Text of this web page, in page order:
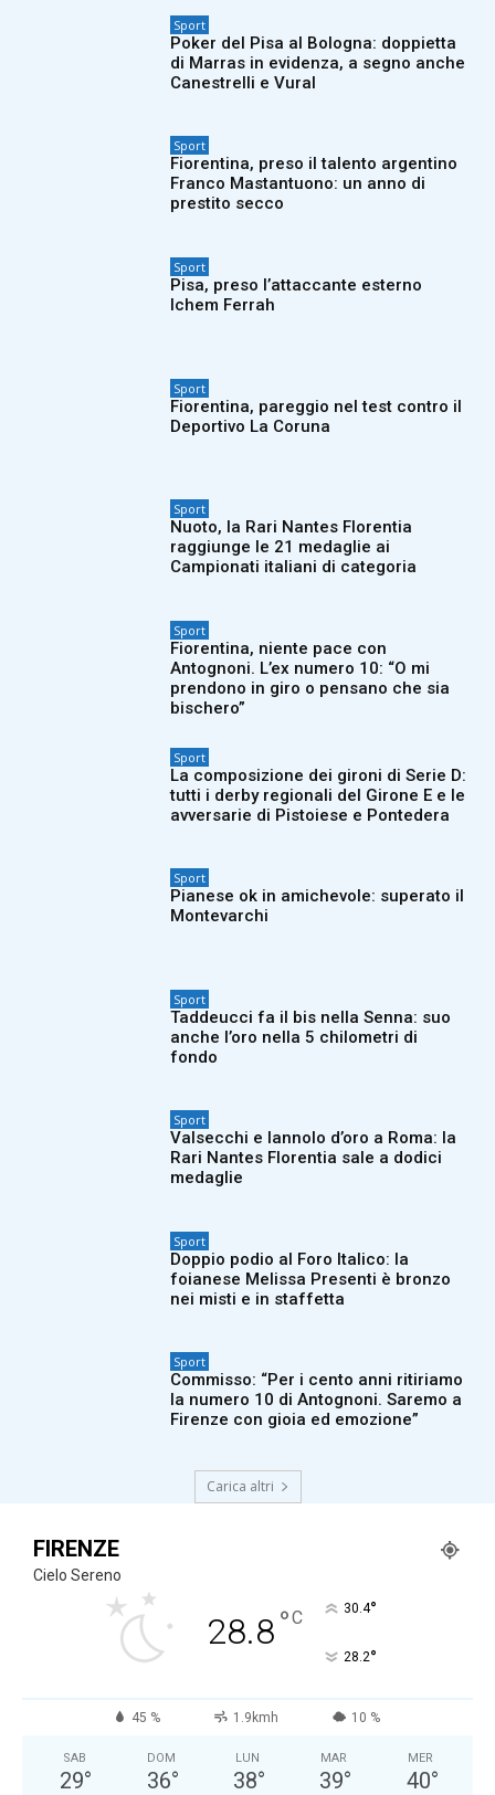
Sport
Poker del Pisa al Bologna: doppietta
di Marras in evidenza, a segno anche
Canestrelli e Vural
Sport
Fiorentina, preso il talento argentino
Franco Mastantuono: un anno di
prestito secco
Sport
Pisa, preso l’attaccante esterno
Ichem Ferrah
Sport
Fiorentina, pareggio nel test contro il
Deportivo La Coruna
Sport
Nuoto, la Rari Nantes Florentia
raggiunge le 21 medaglie ai
Campionati italiani di categoria
Sport
Fiorentina, niente pace con
Antognoni. L’ex numero 10: “O mi
prendono in giro o pensano che sia
bischero”
Sport
La composizione dei gironi di Serie D:
tutti i derby regionali del Girone E e le
avversarie di Pistoiese e Pontedera
Sport
Pianese ok in amichevole: superato il
Montevarchi
Sport
Taddeucci fa il bis nella Senna: suo
anche l’oro nella 5 chilometri di
fondo
Sport
Valsecchi e Iannolo d’oro a Roma: la
Rari Nantes Florentia sale a dodici
medaglie
Sport
Doppio podio al Foro Italico: la
foianese Melissa Presenti è bronzo
nei misti e in staffetta
Sport
Commisso: “Per i cento anni ritiriamo
la numero 10 di Antognoni. Saremo a
Firenze con gioia ed emozione”
Carica altri
FIRENZE
Cielo Sereno
28.8°C 30.4°
28.2°
45 % 1.9kmh 10 %
SAB
29°
DOM
36°
LUN
38°
MAR
39°
MER
40°